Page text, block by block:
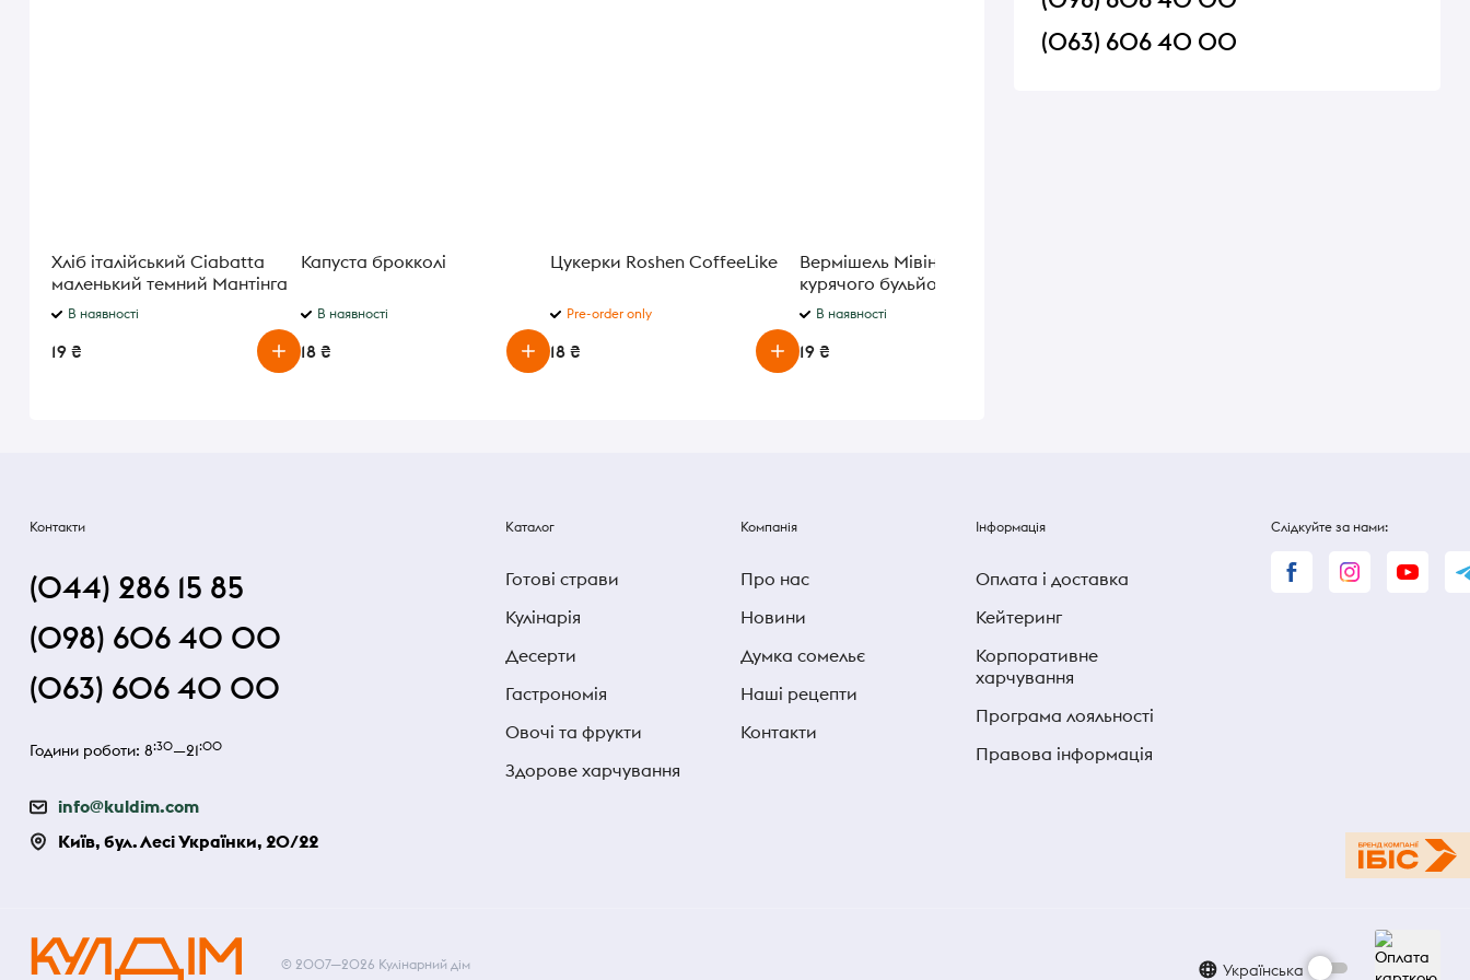
Хліб італійський Ciabatta
маленький темний Мантінга
90гВ наявності
19 ₴
Капуста брокколі
В наявності
18 ₴
Цукерки Roshen CoffeeLike
Pre-order only
18 ₴
Вермішель Мівіна зі смаком
курячого бульйону 59,2 г
В наявності
19 ₴
(063) 606 40 00
Контакти
(044) 286 15 85
(098) 606 40 00
(063) 606 40 00
Години роботи: 8:30—21:00
info@kuldim.com
Київ, бул. Лесі Українки, 20/22
Каталог
Готові страви
Кулінарія
Десерти
Гастрономія
Овочі та фрукти
Здорове харчування
Компанія
Про нас
Новини
Думка сомельє
Наші рецепти
Контакти
Інформація
Оплата і доставка
Кейтеринг
Корпоративне
харчування
Програма лояльності
Правова інформація
Слідкуйте за нами:
© 2007—2026 Кулінарний дім Українська